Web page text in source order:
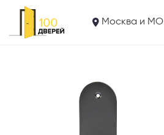
Москва и МО